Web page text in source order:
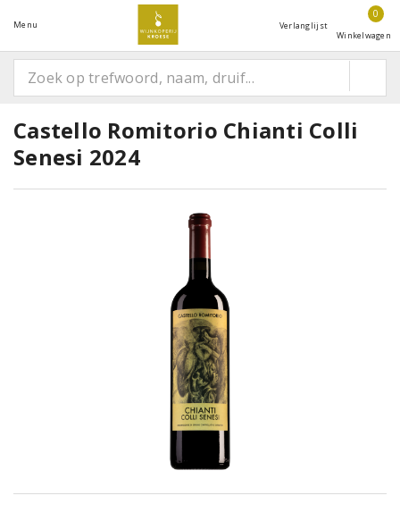
Menu Verlanglijst
0
Winkelwagen
Castello Romitorio Chianti Colli
Senesi 2024